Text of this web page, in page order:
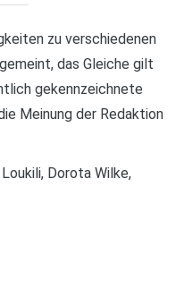
zu verschiedenen
das Gleiche gilt
gekennzeichnete
Meinung der Redaktion
Dorota Wilke,